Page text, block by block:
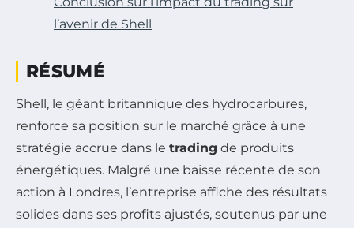
l’avenir de Shell
RÉSUMÉ
Shell, le géant britannique des hydrocarbures,
renforce sa position sur le marché grâce à une
stratégie accrue dans le trading de produits
énergétiques. Malgré une baisse récente de son
action à Londres, l’entreprise affiche des résultats
solides dans ses profits ajustés, soutenus par une